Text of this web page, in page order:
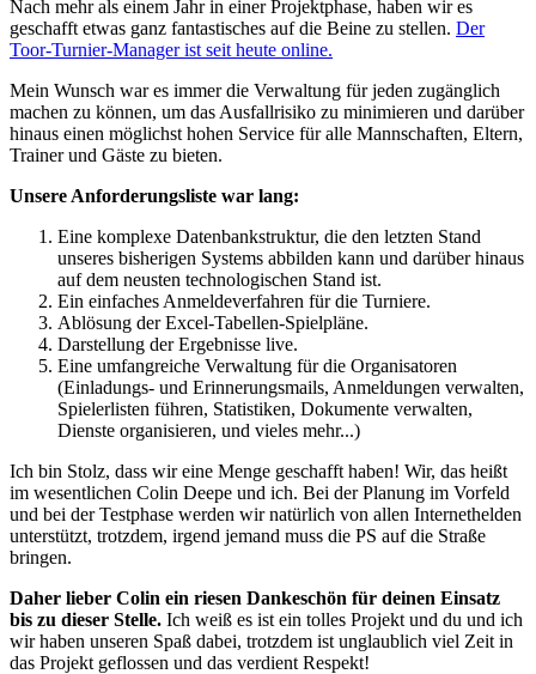
Nach mehr als einem Jahr in einer Projektphase, haben wir es
geschafft etwas ganz fantastisches auf die Beine zu stellen. Der
Toor-Turnier-Manager ist seit heute online.
Mein Wunsch war es immer die Verwaltung für jeden zugänglich
machen zu können, um das Ausfallrisiko zu minimieren und darüber
hinaus einen möglichst hohen Service für alle Mannschaften, Eltern,
Trainer und Gäste zu bieten.
Unsere Anforderungsliste war lang:
Eine komplexe Datenbankstruktur, die den letzten Stand
unseres bisherigen Systems abbilden kann und darüber hinaus
auf dem neusten technologischen Stand ist.
Ein einfaches Anmeldeverfahren für die Turniere.
Ablösung der Excel-Tabellen-Spielpläne.
Darstellung der Ergebnisse live.
Eine umfangreiche Verwaltung für die Organisatoren
(Einladungs- und Erinnerungsmails, Anmeldungen verwalten,
Spielerlisten führen, Statistiken, Dokumente verwalten,
Dienste organisieren, und vieles mehr...)
Ich bin Stolz, dass wir eine Menge geschafft haben! Wir, das heißt
im wesentlichen Colin Deepe und ich. Bei der Planung im Vorfeld
und bei der Testphase werden wir natürlich von allen Internethelden
unterstützt, trotzdem, irgend jemand muss die PS auf die Straße
bringen.
Daher lieber Colin ein riesen Dankeschön für deinen Einsatz
bis zu dieser Stelle. Ich weiß es ist ein tolles Projekt und du und ich
wir haben unseren Spaß dabei, trotzdem ist unglaublich viel Zeit in
das Projekt geflossen und das verdient Respekt!